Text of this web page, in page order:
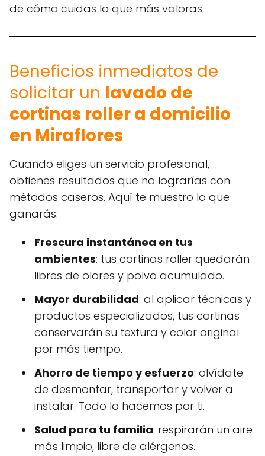
de cómo cuidas lo que más valoras.
Beneficios inmediatos de
solicitar un lavado de
cortinas roller a domicilio
en Miraflores
Cuando eliges un servicio profesional,
obtienes resultados que no lograrías con
métodos caseros. Aquí te muestro lo que
ganarás:
Frescura instantánea en tus
ambientes: tus cortinas roller quedarán
libres de olores y polvo acumulado.
Mayor durabilidad: al aplicar técnicas y
productos especializados, tus cortinas
conservarán su textura y color original
por más tiempo.
Ahorro de tiempo y esfuerzo: olvídate
de desmontar, transportar y volver a
instalar. Todo lo hacemos por ti.
Salud para tu familia: respirarán un aire
más limpio, libre de alérgenos.